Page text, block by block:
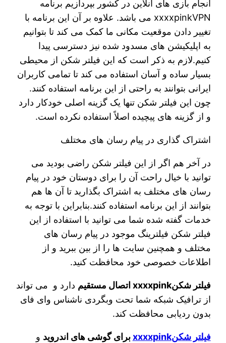
انجام بازی‌ های آنلاین در کشور بپردازیم برنامه
xxxxpinkVPN می باشد. علاوه بر آن این برنامه با
تغییر دادن موقعیت مکانی ما کمک می‌ کند تا بتوانیم
به اپلیکیشن‌ های مسدود شده نیز دسترسی پیدا
کنیم.لازم به ذکر است که این فیلتر شکن از محیطی
بسیار ساده و آسان استفاده می‌ کند تا تمامی کاربران
ایرانی بتوانند به راحتی از این برنامه استفاده کنند.
چون این فیلتر شکن تنها یک گزینه اصلی خودکار دارد
و از گزینه‌ های پیچیده اصلاً استفاده نکرده است.
اشتراک گذاری در پیام رسان های مختلف
در آخر هم اگر از این فیلتر شکن راضی بودید می‌
توانید با خیال راحت آن را برای دوستان خود در پیام
رسان‌ های مختلف به اشتراک بگذارید تا آن ها هم
بتوانند از این برنامه استفاده کنند.بنابراین با توجه به
خدمات گفته شده شما می‌ توانید با استفاده از این
فیلتر شکن فیلترینگ موجود در پیام رسان‌ های
مختلف و همچنین سایت‌ ها را از بین ببرید و از
اطلاعات خصوصی خود محافظت کنید.
فیلتر شکنxxxxpink اتصال مستقیم
دارد و می تواند
از ترافیک شبکه شما تحت وبگردی ناشناس وای فای
بدون ردیابی محافظت کند.
فیلتر شکنxxxxpink برای گوشی های اندروید و